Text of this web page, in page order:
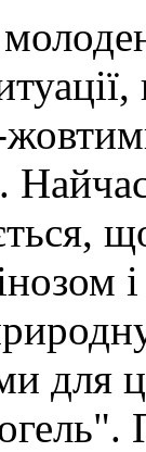
для